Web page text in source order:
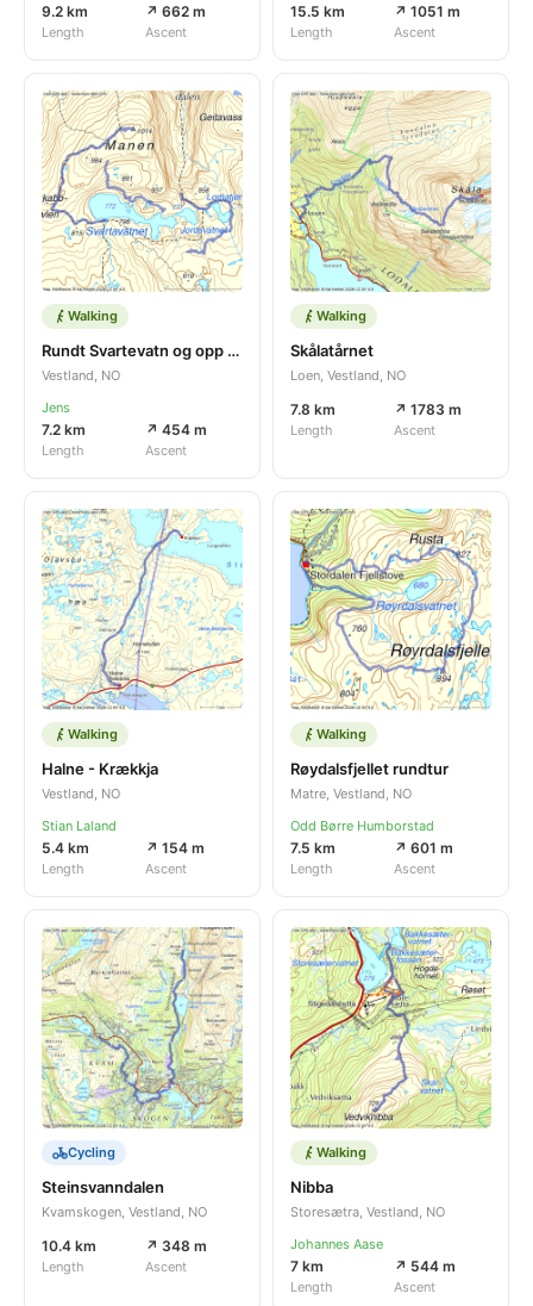
9.2 km
Length
↗ 662 m
Ascent
15.5 km
Length
↗ 1051 m
Ascent
Walking
Rundt Svartevatn og opp Manen.
Vestland, NO
Jens
7.2 km
Length
↗ 454 m
Ascent
Walking
Skålatårnet
Loen, Vestland, NO
7.8 km
Length
↗ 1783 m
Ascent
Walking
Halne - Krækkja
Vestland, NO
Stian Laland
5.4 km
Length
↗ 154 m
Ascent
Walking
Røydalsfjellet rundtur
Matre, Vestland, NO
Odd Børre Humborstad
7.5 km
Length
↗ 601 m
Ascent
Cycling
Steinsvanndalen
Kvamskogen, Vestland, NO
10.4 km
Length
↗ 348 m
Ascent
Walking
Nibba
Storesætra, Vestland, NO
Johannes Aase
7 km
Length
↗ 544 m
Ascent